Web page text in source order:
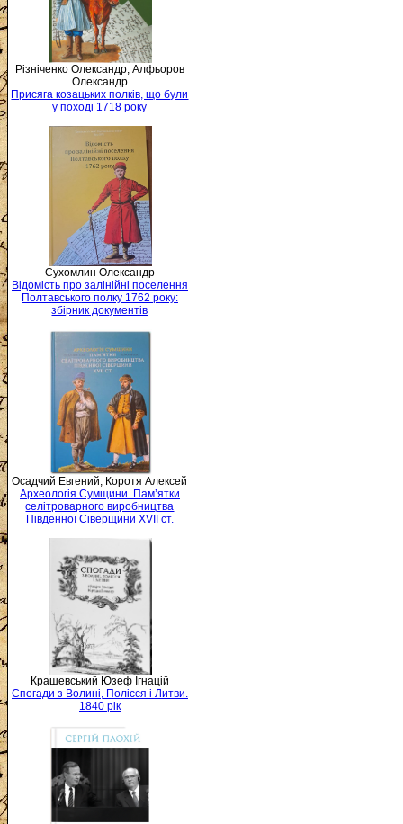
Різніченко Олександр, Алфьоров
Олександр
Присяга козацьких полків, що були
у поході 1718 року
Сухомлин Олександр
Відомість про залінійні поселення
Полтавського полку 1762 року:
збірник документів
Осадчий Евгений, Коротя Алексей
Археологія Сумщини. Пам’ятки
селітроварного виробництва
Південної Сіверщини XVII ст.
Крашевський Юзеф Ігнацій
Спогади з Волині, Полісся і Литви.
1840 рік